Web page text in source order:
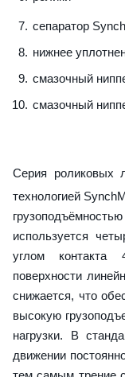
сепаратор
нижнее
смазочный
смазочный
Серия роликовых
технологией
используется
углом контакта
поверхности
снижается, что
высокую
нагрузки. В
движении